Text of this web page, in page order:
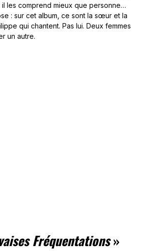
il les comprend mieux que personne…
: sur cet album, ce sont la sœur et la
qui chantent. Pas lui. Deux femmes
un autre.
Fréquentations»